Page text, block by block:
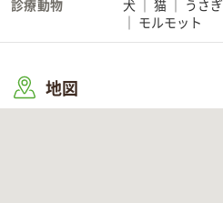
診療動物 犬 猫 うさぎ
モルモット
地図